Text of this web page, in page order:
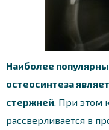
Наиболее
остеосинтеза
стержней. При этом
рассверливается в